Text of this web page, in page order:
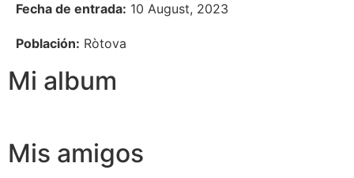
Fecha de entrada: 10 August, 2023
Población: Ròtova
Mi album
Mis amigos